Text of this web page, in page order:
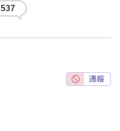
537